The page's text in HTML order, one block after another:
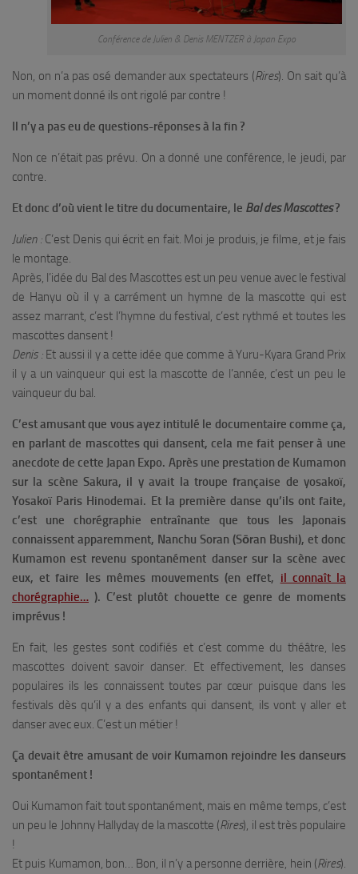
Conférence de Julien & Denis MENTZER à Japan Expo
Non, on n’a pas osé demander aux spectateurs (Rires). On sait qu’à
un moment donné ils ont rigolé par contre !
Il n’y a pas eu de questions-réponses à la fin ?
Non ce n’était pas prévu. On a donné une conférence, le jeudi, par
contre.
Et donc d’où vient le titre du documentaire, le Bal des Mascottes?
Julien :C’est Denis qui écrit en fait. Moi je produis, je filme, et je fais
le montage.
Après, l’idée du Bal des Mascottes est un peu venue avec le festival
de Hanyu où il y a carrément un hymne de la mascotte qui est
assez marrant, c’est l’hymne du festival, c’est rythmé et toutes les
mascottes dansent !
Denis :Et aussi il y a cette idée que comme à Yuru-Kyara Grand Prix
il y a un vainqueur qui est la mascotte de l’année, c’est un peu le
vainqueur du bal.
C’est amusant que vous ayez intitulé le documentaire comme ça,
en parlant de mascottes qui dansent, cela me fait penser à une
anecdote de cette Japan Expo. Après une prestation de Kumamon
sur la scène Sakura, il y avait la troupe française de yosakoï,
Yosakoï Paris Hinodemai. Et la première danse qu’ils ont faite,
c’est une chorégraphie entraînante que tous les Japonais
connaissent apparemment, Nanchu Soran (Sōran Bushi), et donc
Kumamon est revenu spontanément danser sur la scène avec
eux, et faire les mêmes mouvements(en effet, il connaît la
chorégraphie… ). C’est plutôt chouette ce genre de moments
imprévus !
En fait, les gestes sont codifiés et c’est comme du théâtre, les
mascottes doivent savoir danser. Et effectivement, les danses
populaires ils les connaissent toutes par cœur puisque dans les
festivals dès qu’il y a des enfants qui dansent, ils vont y aller et
danser avec eux. C’est un métier !
Ça devait être amusant de voir Kumamon rejoindre les danseurs
spontanément !
Oui Kumamon fait tout spontanément, mais en même temps, c’est
un peu le Johnny Hallyday de la mascotte (Rires), il est très populaire
!
Et puis Kumamon, bon… Bon, il n’y a personne derrière, hein (Rires).